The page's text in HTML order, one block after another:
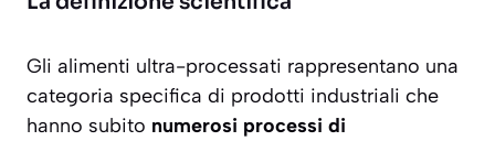
Gli alimenti ultra-processati rappresentano una
categoria specifica di prodotti industriali che
hanno subito numerosi processi di